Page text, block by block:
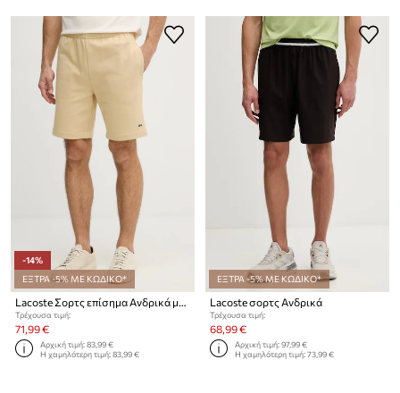
-14%
ΕΞΤΡΑ -5% ΜΕ ΚΩΔΙΚΟ*
Τρέχουσα τιμή:
71,99 €
Αρχική τιμή:83,99 €
Η χαμηλότερη τιμή:83,99 €
ΕΞΤΡΑ -5% ΜΕ ΚΩΔΙΚΟ*
Lacoste σορτς Ανδρικά
Τρέχουσα τιμή:
68,99 €
Αρχική τιμή:97,99 €
Η χαμηλότερη τιμή:73,99 €